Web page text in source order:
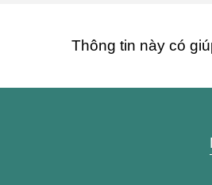
Thông tin này có